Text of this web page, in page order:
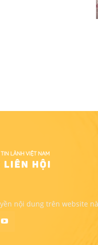
nội dung trên website